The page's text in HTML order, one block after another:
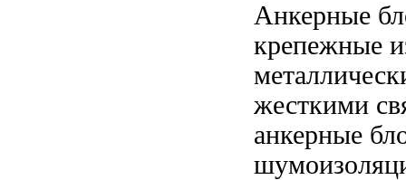
Анкерные
крепежные
жесткими
анкерные